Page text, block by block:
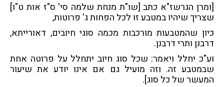
[ומרן הגרשז"א כתב [שו"ת מנחת שלמה סי' ס"ז אות ט"ו]
שצריך שיהיו במטבע זו לכל הפחות ג' פרוטות,
כיון שהמטבעות מורכבות מכמה סוגי חיובים, דאורייתא,
דרבנן ותרי דרבנן.
וע"כ יחלל ויאמר: שכל סוג חיוב יתחלל על פרוטה אחת
שבמטבע זה. וזה מועיל גם אם אינו יודע את שיעור
המעשר של כל סוג].